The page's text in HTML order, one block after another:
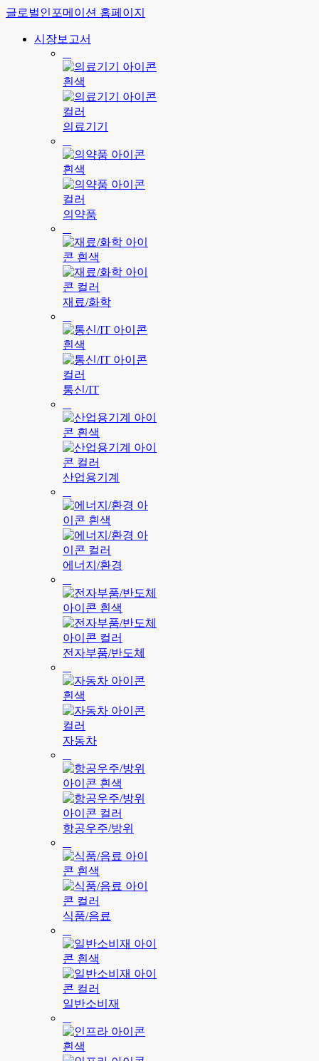
글로벌인포메이션 홈페이지
시장보고서
의료기기
의약품
재료/화학
통신/IT
산업용기계
에너지/환경
전자부품/반도체
자동차
항공우주/방위
식품/음료
일반소비재